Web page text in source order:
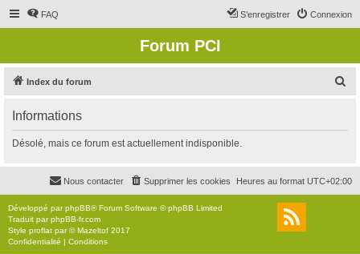
FAQ Connexion
S’enregistrer
Forum PCI
Index du forum
r
c
Informations
Désolé, mais ce forum est actuellement indisponible.
Heures au format UTC+02:00
Supprimer les cookies
Nous contacter
Développé parphpBB® Forum Software © phpBB Limited
Traduit parphpBB-fr.com
Style proflat par ©Mazeltof 2017
Confidentialité | Conditions